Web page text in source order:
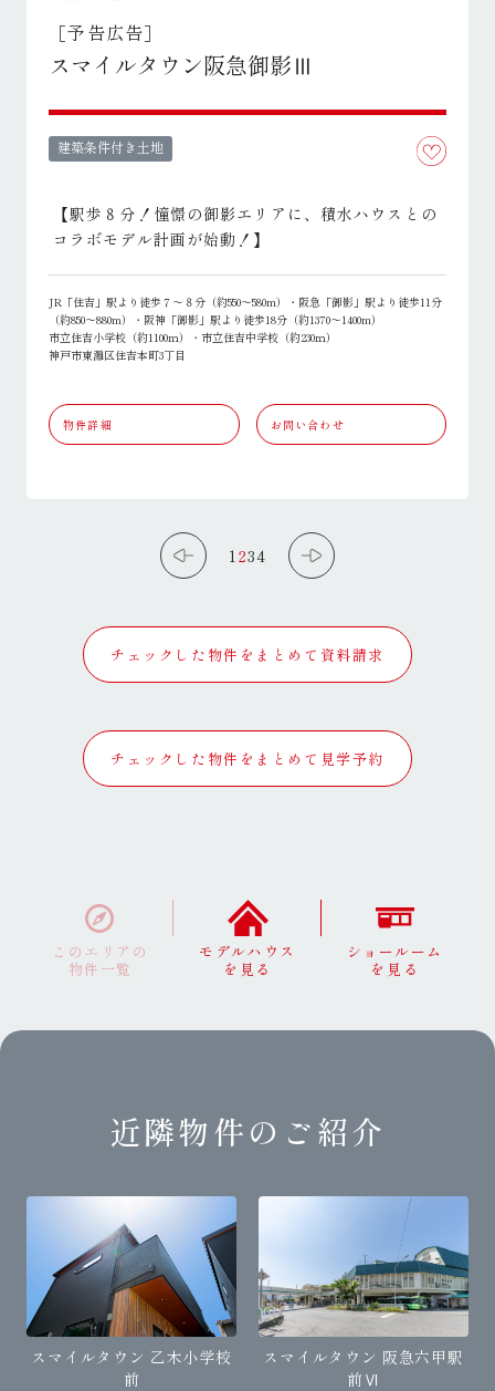
［予告広告］
スマイルタウン阪急御影Ⅲ
建築条件付き土地
【駅歩８分！憧憬の御影エリアに、積水ハウスとの
コラボモデル計画が始動！】
JR「住吉」駅より徒歩７～８分（約550～580m）・阪急「御影」駅より徒歩11分
（約850～880m）・阪神「御影」駅より徒歩18分（約1370～1400m）
市立住吉小学校（約1100ｍ）・市立住吉中学校（約230ｍ）
神戸市東灘区住吉本町3丁目
物件詳細 お問い合わせ
1 234
チェックした物件をまとめて資料請求
チェックした物件をまとめて見学予約
このエリアの
物件一覧
モデルハウス
を見る
ショールーム
を見る
近隣物件のご紹介
スマイルタウン 乙木小学校
前
スマイルタウン 阪急六甲駅
前Ⅵ